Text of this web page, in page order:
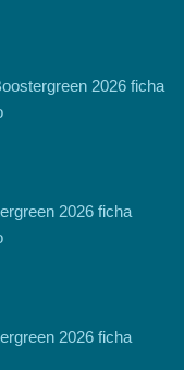
2026 ficha
2026 ficha
2026 ficha